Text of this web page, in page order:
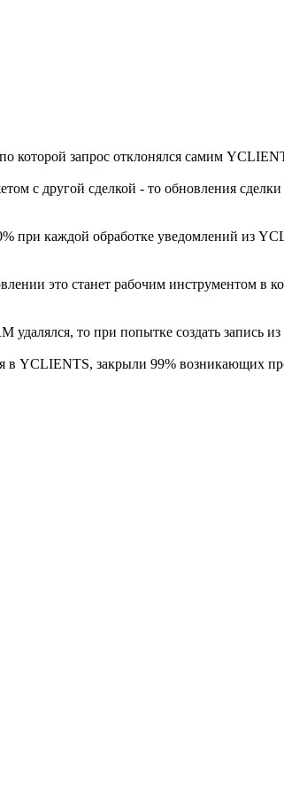
которой запрос отклонялся самим
с другой сделкой - то обновления
при каждой обработке уведомлений из
это станет рабочим инструментом в
удалялся, то при попытке создать
YCLIENTS, закрыли 99% возникающих